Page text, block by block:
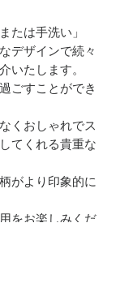
たは手洗い」
デザインで続々
いたします。
ごすことができ
くおしゃれでス
てくれる貴重な
がより印象的に
をお楽しみくだ